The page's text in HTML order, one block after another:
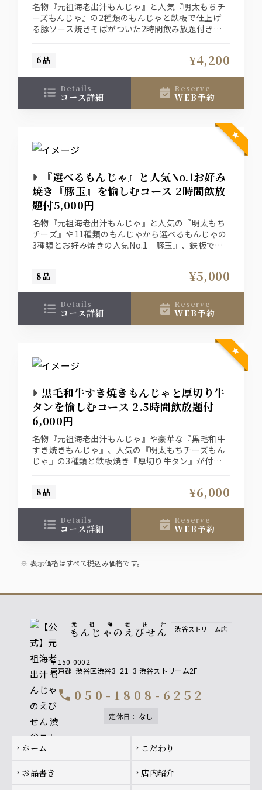
名物『元祖海老出汁もんじゃ』と人気『明太もちチ
ーズもんじゃ』の2種類のもんじゃと鉄板で仕上げ
る豚ソース焼きそばがついた2時間飲み放題付きコ
6品
¥4,200
details
コース詳細
reserve
WEB予約
『選べるもんじゃ』と人気No.1お好み
焼き『豚玉』を愉しむコース 2時間飲放
題付5,000円
名物『元祖海老出汁もんじゃ』と人気の『明太もち
チーズ』や11種類のもんじゃから選べるもんじゃの
3種類とお好み焼きの人気No.1『豚玉』、鉄板で仕
8品
¥5,000
details
コース詳細
reserve
WEB予約
黒毛和牛すき焼きもんじゃと厚切り牛
タンを愉しむコース 2.5時間飲放題付
6,000円
名物『元祖海老出汁もんじゃ』や豪華な『黒毛和牛
すき焼きもんじゃ』、人気の『明太もちチーズもん
じゃ』の3種類と鉄板焼き『厚切り牛タン』が付い
8品 ¥6,000
details
コース詳細
reserve
WEB予約
表示価格はすべて税込み価格です。
元祖海老出汁
もんじゃのえびせん 渋谷ストリーム店
〒150-0002
東京都 渋谷区渋谷3−21−3 渋谷ストリーム2F
call 050-1808-6252
定休日 : なし
Footer navigation
chevron_right ホーム chevron_right こだわり
chevron_right お品書き chevron_right 店内紹介